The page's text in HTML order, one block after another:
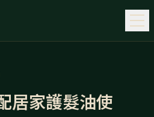
居家護髮油使